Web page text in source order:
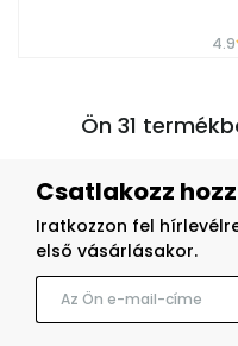
4.9
Ön 31
Csatlakozz
Iratkozzon fel
első vásárlásakor.